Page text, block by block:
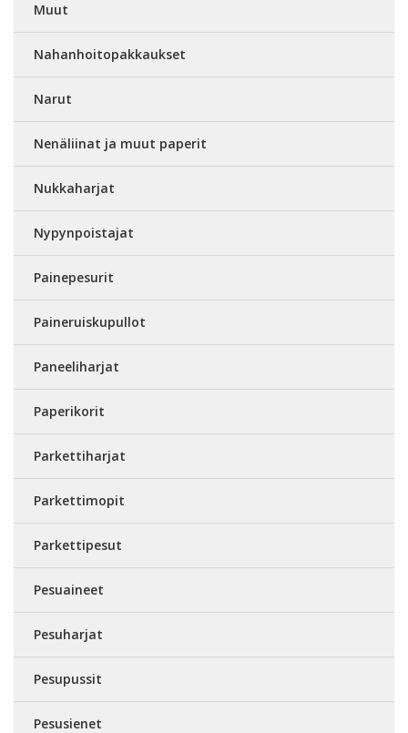
Muut
Nahanhoitopakkaukset
Narut
Nenäliinat ja muut paperit
Nukkaharjat
Nypynpoistajat
Painepesurit
Paineruiskupullot
Paneeliharjat
Paperikorit
Parkettiharjat
Parkettimopit
Parkettipesut
Pesuaineet
Pesuharjat
Pesupussit
Pesusienet